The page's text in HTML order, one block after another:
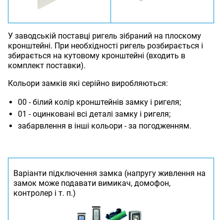
У заводській поставці ригель зібраний на плоскому
кронштейні. При необхідності ригель розбирається і
збирається на кутовому кронштейні (входить в
комплект поставки).
Кольори замків які серійно виробляються:
00 - білий колір кронштейнів замку і ригеля;
01 - оцинковані всі деталі замку і ригеля;
забарвлення в інші кольори - за погодженням.
Варіанти підключення замка (напругу живлення на
замок може подавати вимикач, домофон,
контролер і т. п.)